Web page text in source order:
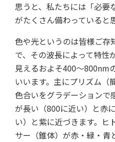
思うと、私たちには「必要
がたくさん備わっていると
色や光というのは皆様ご存
で、その波長によって特性
見えるおよそ400～800nm
いいます。主にプリズム（
色合いをグラデーションで
が長い（800に近い）と赤
い）と紫に近づきます。ヒ
サー（錐体）が赤・緑・青